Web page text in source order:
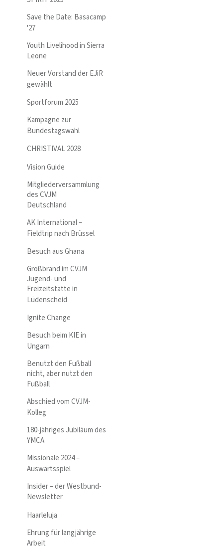
Save the Date: Basacamp
'27
Youth Livelihood in Sierra
Leone
Neuer Vorstand der EJiR
gewählt
Sportforum 2025
Kampagne zur
Bundestagswahl
CHRISTIVAL 2028
Vision Guide
Mitgliederversammlung
des CVJM
Deutschland
AK International –
Fieldtrip nach Brüssel
Besuch aus Ghana
Großbrand im CVJM
Jugend- und
Freizeitstätte in
Lüdenscheid
Ignite Change
Besuch beim KIE in
Ungarn
Benutzt den Fußball
nicht, aber nutzt den
Fußball
Abschied vom CVJM-
Kolleg
180-jähriges Jubiläum des
YMCA
Missionale 2024 –
Auswärtsspiel
Insider – der Westbund-
Newsletter
Haarleluja
Ehrung für langjährige
Arbeit